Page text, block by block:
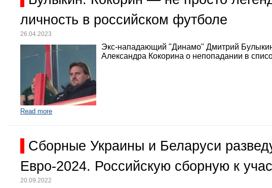
личность в российском футболе
26.04.2023
Экс-нападающий "Динамо" Дмитрий
Александра Кокорина о непопадании в
Read more
Сборные Украины и Беларуси
Евро-2024. Российскую сборную к
20.09.2022